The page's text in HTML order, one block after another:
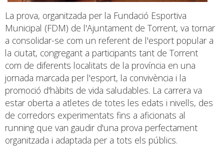
La prova, organitzada per la Fundació Esportiva
Municipal (FDM) de l'Ajuntament de Torrent, va tornar
a consolidar-se com un referent de l'esport popular a
la ciutat, congregant a participants tant de Torrent
com de diferents localitats de la província en una
jornada marcada per l'esport, la convivència i la
promoció d'hàbits de vida saludables. La carrera va
estar oberta a atletes de totes les edats i nivells, des
de corredors experimentats fins a aficionats al
running que van gaudir d'una prova perfectament
organitzada i adaptada per a tots els públics.